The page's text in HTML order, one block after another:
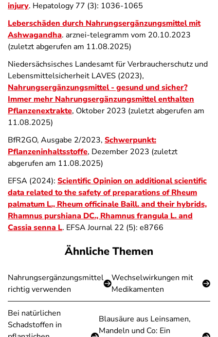
injury. Hepatology 77 (3): 1036-1065
Leberschäden durch Nahrungsergänzungsmittel mit
Ashwagandha. arznei-telegramm vom 20.10.2023
(zuletzt abgerufen am 11.08.2025)
Niedersächsisches Landesamt für Verbraucherschutz und
Lebensmittelsicherheit LAVES (2023),
Nahrungsergänzungsmittel - gesund und sicher?
Immer mehr Nahrungsergänzungsmittel enthalten
Pflanzenextrakte, Oktober 2023 (zuletzt abgerufen am
11.08.2025)
BfR2GO, Ausgabe 2/2023, Schwerpunkt:
Pflanzeninhaltsstoffe, Dezember 2023 (zuletzt
abgerufen am 11.08.2025)
EFSA (2024): Scientific Opinion on additional scientific
data related to the safety of preparations of Rheum
palmatum L., Rheum officinale Baill. and their hybrids,
Rhamnus purshiana DC., Rhamnus frangula L. and
Cassia senna L. EFSA Journal 22 (5): e8766
Ähnliche Themen
Nahrungsergänzungsmittel
richtig verwenden
Wechselwirkungen mit
Medikamenten
Bei natürlichen
Schadstoffen in
Blausäure aus Leinsamen,
Mandeln und Co: Ein